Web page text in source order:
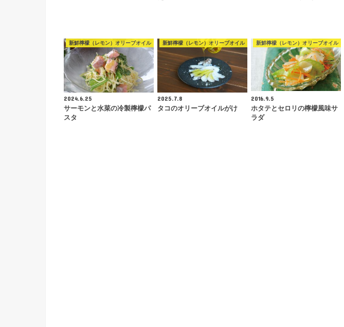
新鮮檸檬（レモン）オリーブオイル
2024.6.25
サーモンと水菜の冷製檸檬パ
スタ
新鮮檸檬（レモン）オリーブオイル
2025.7.8
タコのオリーブオイルがけ
新鮮檸檬（レモン）オリーブオイル
2016.9.5
ホタテとセロリの檸檬風味サ
ラダ